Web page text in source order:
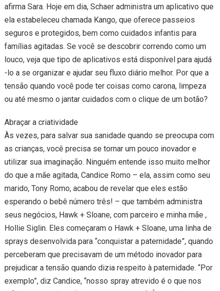
afirma Sara. Hoje em dia, Schaer administra um aplicativo que
ela estabeleceu chamada Kango, que oferece passeios
seguros e protegidos, bem como cuidados infantis para
famílias agitadas. Se você se descobrir correndo como um
louco, veja que tipo de aplicativos está disponível para ajudá
-lo a se organizar e ajudar seu fluxo diário melhor. Por que a
tensão quando você pode ter coisas como carona, limpeza
ou até mesmo o jantar cuidados com o clique de um botão?
Abraçar a criatividade
Às vezes, para salvar sua sanidade quando se preocupa com
as crianças, você precisa se tornar um pouco inovador e
utilizar sua imaginação. Ninguém entende isso muito melhor
do que a mãe agitada, Candice Romo – ela, assim como seu
marido, Tony Romo, acabou de revelar que eles estão
esperando o bebê número três! – que também administra
seus negócios, Hawk + Sloane, com parceiro e minha mãe ,
Hollie Siglin. Eles começaram o Hawk + Sloane, uma linha de
sprays desenvolvida para “conquistar a paternidade”, quando
perceberam que precisavam de um método inovador para
prejudicar a tensão quando dizia respeito à paternidade. “Por
exemplo”, diz Candice, “nosso spray atrevido é o que nos